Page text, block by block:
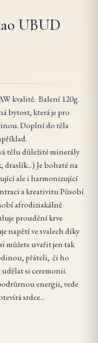
UBUD
kvalitě. Balení 120g.
bytost, která je pro
Doplní do těla
tělu důležité minerály
draslík...) Je bohaté na
ale i harmonizující
a kreativitu Působí
afrodiziakálně
proudění krve
napětí ve svalech díky
můžete uvařit jen tak
přáteli, či ho
si ceremonii.
energii, vede
srdce...